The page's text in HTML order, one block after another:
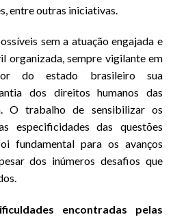
entre outras iniciativas.
sem a atuação engajada e
organizada, sempre vigilante em
do estado brasileiro sua
dos direitos humanos das
O trabalho de sensibilizar os
especificidades das questões
fundamental para os avanços
dos inúmeros desafios que
encontradas pelas